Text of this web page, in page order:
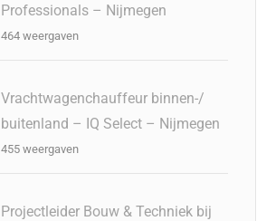
Professionals – Nijmegen
464 weergaven
Vrachtwagenchauffeur binnen-/
buitenland – IQ Select – Nijmegen
455 weergaven
Projectleider Bouw & Techniek bij